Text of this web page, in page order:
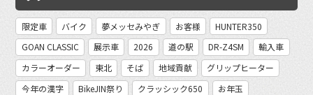
限定車 バイク 夢メッセみやぎ お客様
HUNTER350
GOAN CLASSIC
展示車 2026 道の駅 DR-Z4SM
輸入車
カラーオーダー
東北 そば 地域貢献
グリップヒーター
今年の漢字
BikeJIN祭り クラッシック650
お年玉